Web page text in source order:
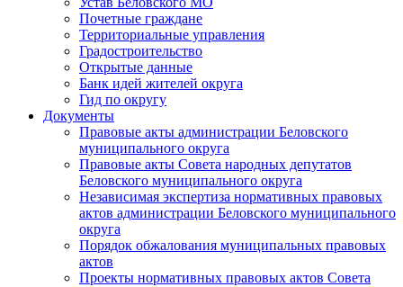
Почетные граждане
Территориальные управления
Градостроительство
Открытые данные
Банк идей жителей округа
Гид по округу
Документы
Правовые акты администрации Беловского
муниципального округа
Правовые акты Совета народных депутатов
Беловского муниципального округа
Независимая экспертиза нормативных правовых
актов администрации Беловского муниципального
округа
Порядок обжалования муниципальных правовых
актов
Проекты нормативных правовых актов Совета